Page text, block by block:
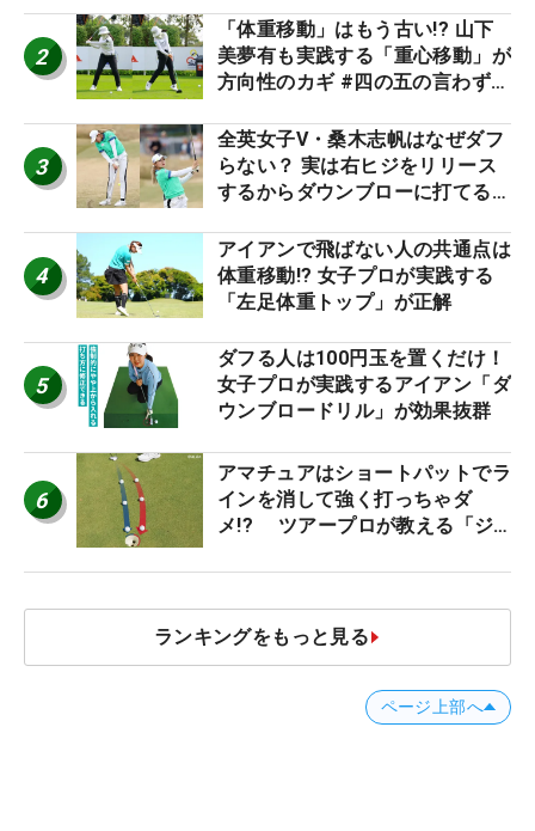
2
「体重移動」はもう古い!? 山下
美夢有も実践する「重心移動」が
方向性のカギ #四の五の言わず振
3
全英女子V・桑木志帆はなぜダフ
らない？ 実は右ヒジをリリース
するからダウンブローに打てる #
4
アイアンで飛ばない人の共通点は
体重移動!? 女子プロが実践する
「左足体重トップ」が正解
5
ダフる人は100円玉を置くだけ！
女子プロが実践するアイアン「ダ
ウンブロードリル」が効果抜群
6
アマチュアはショートパットでラ
インを消して強く打っちゃダ
メ!? ツアープロが教える「ジ
減するワケ
ランキングをもっと見る
ページ上部へ